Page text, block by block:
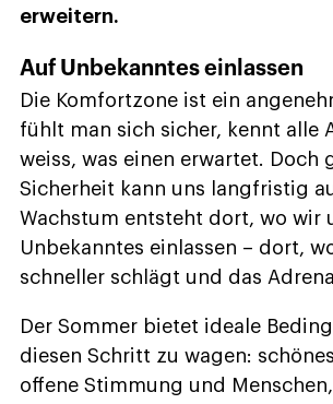
erweitern.
Auf Unbekanntes einlassen
Die Komfortzone ist ein
fühlt man sich sicher, kennt alle
weiss, was einen erwartet. Doch
Sicherheit kann uns langfristig
Wachstum entsteht dort, wo wir
Unbekanntes einlassen – dort,
schneller schlägt und das
Der Sommer bietet ideale
diesen Schritt zu wagen:
offene Stimmung und